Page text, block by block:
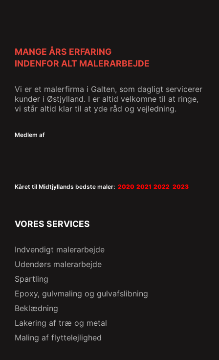
MANGE ÅRS ERFARING
INDENFOR ALT MALERARBEJDE
Vi er et malerfirma i Galten, som dagligt servicerer
kunder i Østjylland. I er altid velkomne til at ringe,
vi står altid klar til at yde råd og vejledning.
Medlem af
Kåret til Midtjyllands bedste maler: 2020 2021 2022 2023
VORES SERVICES
Indvendigt malerarbejde
Udendørs malerarbejde
Spartling
Epoxy, gulvmaling og gulvafslibning
Beklædning
Lakering af træ og metal
Maling af flyttelejlighed